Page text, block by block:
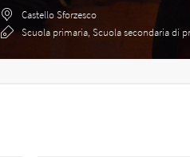
Castello Sforzesco
Scuola primaria, Scuola secondaria di